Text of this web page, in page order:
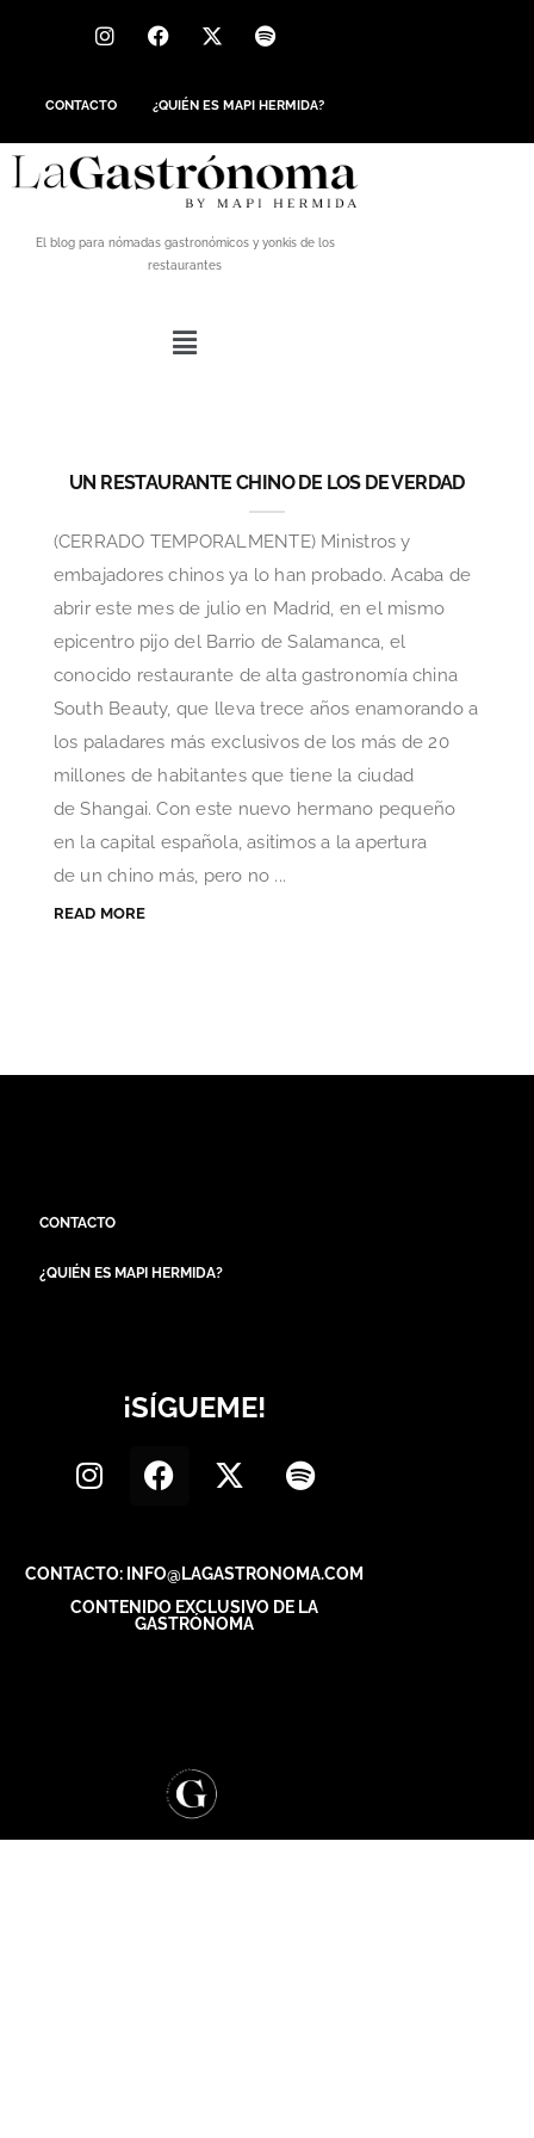
CONTACTO ¿QUIÉN ES MAPI HERMIDA?
El blog para nómadas gastronómicos y yonkis de los
restaurantes
UN RESTAURANTE CHINO DE LOS DE VERDAD
(CERRADO TEMPORALMENTE) Ministros y
embajadores chinos ya lo han probado. Acaba de
abrir este mes de julio en Madrid, en el mismo
epicentro pijo del Barrio de Salamanca, el
conocido restaurante de alta gastronomía china
South Beauty, que lleva trece años enamorando a
los paladares más exclusivos de los más de 20
millones de habitantes que tiene la ciudad
de Shangai. Con este nuevo hermano pequeño
en la capital española, asitimos a la apertura
de un chino más, pero no ...
READ MORE
CONTACTO
¿QUIÉN ES MAPI HERMIDA?
¡SÍGUEME!
CONTACTO: INFO@LAGASTRONOMA.COM
CONTENIDO EXCLUSIVO DE LA
GASTRÓNOMA